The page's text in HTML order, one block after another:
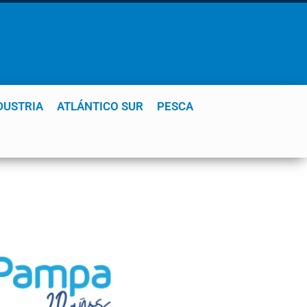
ATLÁNTICO SUR PESCA